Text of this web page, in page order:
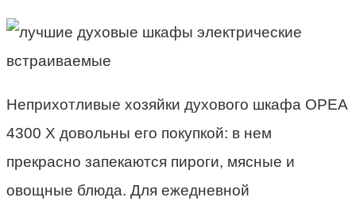
Неприхотливые хозяйки духового шкафа OPEA
4300 X довольны его покупкой: в нем
прекрасно запекаются пироги, мясные и
овощные блюда. Для ежедневной